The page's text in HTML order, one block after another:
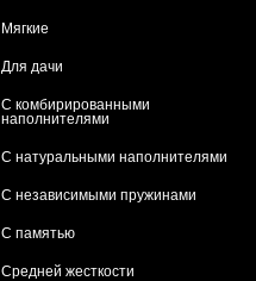
Мягкие
Для дачи
С комбирированными
наполнителями
С натуральными наполнителями
С независимыми пружинами
С памятью
Средней жесткости